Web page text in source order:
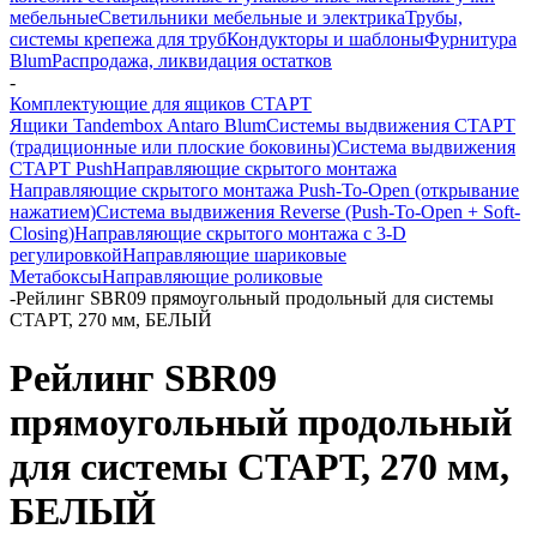
мебельныеСветильники мебельные и электрикаТрубы,
системы крепежа для трубКондукторы и шаблоныФурнитура
BlumРаспродажа, ликвидация остатков
-
Комплектующие для ящиков СТАРТ
Ящики Tandembox Antaro BlumСистемы выдвижения СТАРТ
(традиционные или плоские боковины)Система выдвижения
СТАРТ PushНаправляющие скрытого монтажа
Направляющие скрытого монтажа Push-To-Open (открывание
нажатием)Система выдвижения Reverse (Push-To-Open + Soft-
Closing)Направляющие скрытого монтажа с 3-D
регулировкойНаправляющие шариковые
МетабоксыНаправляющие роликовые
-Рейлинг SBR09 прямоугольный продольный для системы
СТАРТ, 270 мм, БЕЛЫЙ
Рейлинг SBR09
прямоугольный продольный
для системы СТАРТ, 270 мм,
БЕЛЫЙ